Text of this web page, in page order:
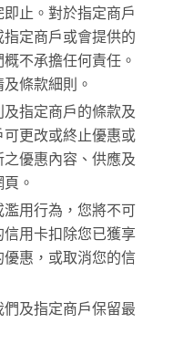
止。對於指定商戶
定商戶或會提供的
不承擔任何責任。
條款細則。
指定商戶的條款及
更改或終止優惠或
優惠內容、供應及
。
用行為，您將不可
用卡扣除您已獲享
惠，或取消您的信
及指定商戶保留最